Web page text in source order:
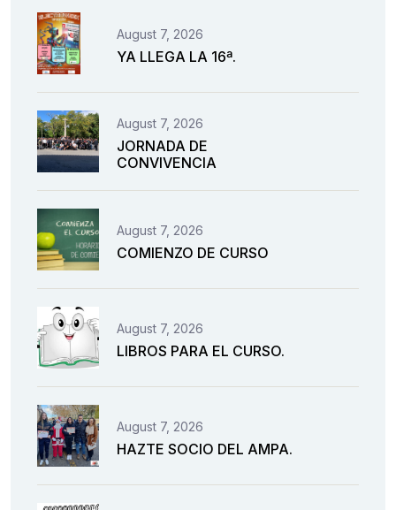
August 7, 2026
YA LLEGA LA 16ª.
August 7, 2026
JORNADA DE
CONVIVENCIA
August 7, 2026
COMIENZO DE CURSO
August 7, 2026
LIBROS PARA EL CURSO.
August 7, 2026
HAZTE SOCIO DEL AMPA.